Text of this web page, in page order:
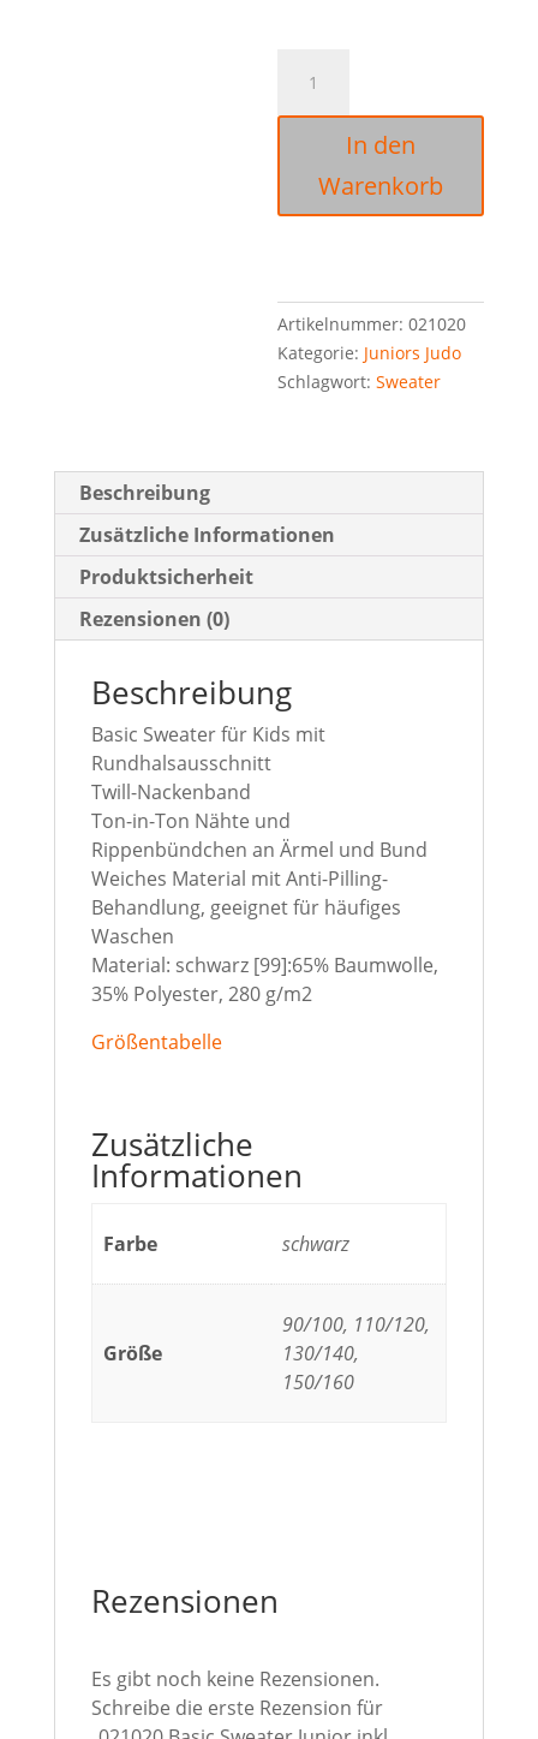
Basic
Sweater
Brust-
In den
Warenkorb
l
t
e
r
t
v
e
Artikelnummer:021020
Kategorie: Juniors Judo
Schlagwort:Sweater
Beschreibung
Zusätzliche Informationen
Produktsicherheit
Rezensionen (0)
Beschreibung
Basic Sweater für Kids mit
Rundhalsausschnitt
Twill-Nackenband
Ton-in-Ton Nähte und
Rippenbündchen an Ärmel und Bund
Weiches Material mit Anti-Pilling-
Behandlung, geeignet für häufiges
Waschen
Material: schwarz [99]:65% Baumwolle,
35% Polyester, 280 g/m2
Größentabelle
Zusätzliche
Informationen
Farbe schwarz
Größe
90/100, 110/120,
130/140,
150/160
Rezensionen
Es gibt noch keine Rezensionen.
Schreibe die erste Rezension für